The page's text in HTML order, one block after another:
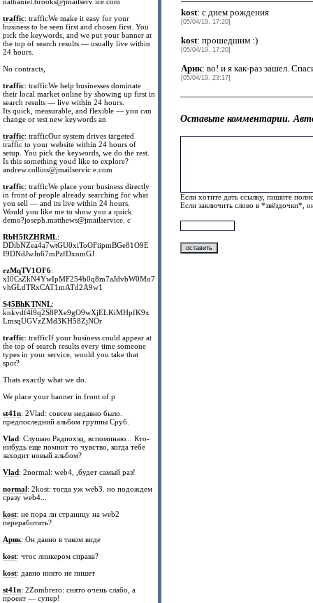
traffic: trafficWe make it easy for your
business to be seen first and chosen first. You
pick the keywords, and we put your banner at
the top of search results — usually live within
24 hours.
No contracts,
traffic: trafficWe help businesses dominate
their local market online by showing up first in
search results — live within 24 hours.
Its quick, measurable, and flexible — you can
change or test new keywords an
traffic: trafficOur system drives targeted
traffic to your website within 24 hours of
setup. You pick the keywords, we do the rest.
Is this something youd like to explore?
andrew.collins@jmailservic e.com
traffic: trafficWe place your business directly
in front of people already searching for what
you sell — and its live within 24 hours.
Would you like me to show you a quick
demo?joseph.matthews@jmailservice. c
RbH5RZHRML:
DDibNZea4a7wtGU0xiToOFiipmBGe81O9E
I9DNdJwJn67mPzfDxomGJ
rzMqTV1OF6:
xI0CsZkN4YwIpMF254b0q8m7aJdvbW0Mo7
vhGLdTRxCAT1mATd2A9w1
S45BhKTNNL:
knkvdf4l9q2S8PXe9gO9wXjELKiMHpfK9x
LmsqUGVzZMd3KH58ZjNOr
traffic: trafficIf your business could appear at
the top of search results every time someone
types in your service, would you take that
spot?
Thats exactly what we do.
We place your banner in front of p
st41n: 2Vlad: совсем недавно было.
предпоследний альбом группы Сруб.
Vlad: Слушаю Радиохэд, вспоминаю... Кто-
нибудь еще помнит то чувство, когда тебе
заходит новый альбом?
Vlad: 2normal: web4, ,будет самый раз!
normal: 2kost: тогда уж web3. но подождем
сразу web4...
kost: не пора ли страницу на web2
переработать?
Арик: Он давно в таком виде
kost: чтос линкером справа?
kost: давно никто не пишет
st41n: 2Zombrero: снято очень слабо, а
проект — супер!
kost: с днем рождения
[05/04/19, 17:20]
kost: прошедшим :)
[05/04/19, 17:20]
Арик: во! и я как-раз зашел.
[05/04/19, 23:17]
Оставьте комментарии.
Если хотите дать ссылку, пишите
Если заключить слово в *звёздочки*,